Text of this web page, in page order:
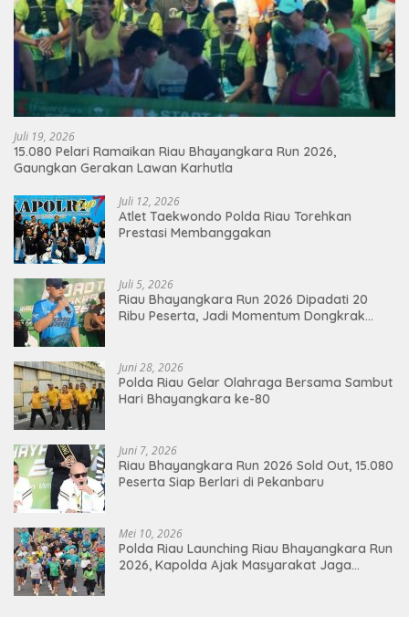
Juli 19, 2026
15.080 Pelari Ramaikan Riau Bhayangkara Run 2026,
Gaungkan Gerakan Lawan Karhutla
Juli 12, 2026
Atlet Taekwondo Polda Riau Torehkan
Prestasi Membanggakan
Juli 5, 2026
Riau Bhayangkara Run 2026 Dipadati 20
Ribu Peserta, Jadi Momentum Dongkrak
Juni 28, 2026
Polda Riau Gelar Olahraga Bersama Sambut
Hari Bhayangkara ke-80
Juni 7, 2026
Riau Bhayangkara Run 2026 Sold Out, 15.080
Peserta Siap Berlari di Pekanbaru
Mei 10, 2026
Polda Riau Launching Riau Bhayangkara Run
2026, Kapolda Ajak Masyarakat Jaga